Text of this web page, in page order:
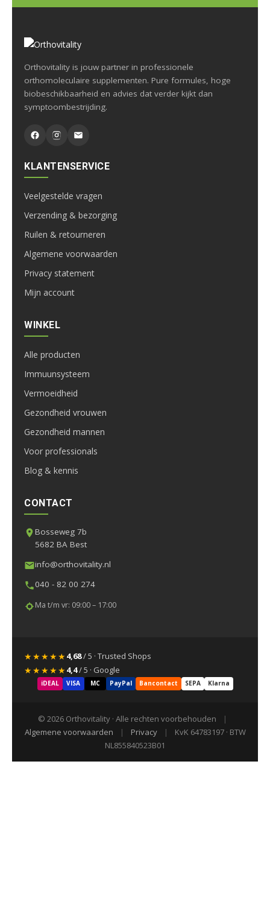
Orthovitality is jouw partner in professionele
orthomoleculaire supplementen. Pure formules, hoge
biobeschikbaarheid en advies dat verder kijkt dan
symptoombestrijding.
KLANTENSERVICE
Veelgestelde vragen
Verzending & bezorging
Ruilen & retourneren
Algemene voorwaarden
Privacy statement
Mijn account
WINKEL
Alle producten
Immuunsysteem
Vermoeidheid
Gezondheid vrouwen
Gezondheid mannen
Voor professionals
Blog & kennis
CONTACT
Bosseweg 7b
5682 BA Best
info@orthovitality.nl
040 - 82 00 274
Ma t/m vr: 09:00 – 17:00
★★★★★4,68/ 5 · Trusted Shops
★★★★★4,4/ 5 · Google
iDEAL VISA MC PayPal Bancontact SEPA Klarna
© 2026 Orthovitality · Alle rechten voorbehouden
|
Algemene voorwaarden
| Privacy |
KvK 64783197 · BTW
NL855840523B01